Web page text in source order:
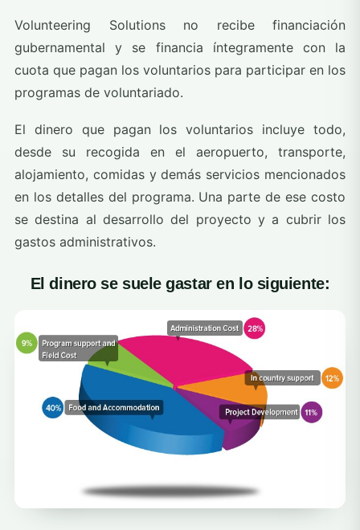
Volunteering Solutions no recibe financiación
gubernamental y se financia íntegramente con la
cuota que pagan los voluntarios para participar en los
programas de voluntariado.
El dinero que pagan los voluntarios incluye todo,
desde su recogida en el aeropuerto, transporte,
alojamiento, comidas y demás servicios mencionados
en los detalles del programa. Una parte de ese costo
se destina al desarrollo del proyecto y a cubrir los
gastos administrativos.
El dinero se suele gastar en lo siguiente: